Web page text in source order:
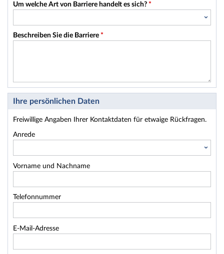
Um welche Art von Barriere handelt es sich? *
Beschreiben Sie die Barriere *
Ihre persönlichen Daten
Freiwillige Angaben Ihrer Kontaktdaten für etwaige Rückfragen.
Anrede
Vorname und Nachname
Telefonnummer
E-Mail-Adresse